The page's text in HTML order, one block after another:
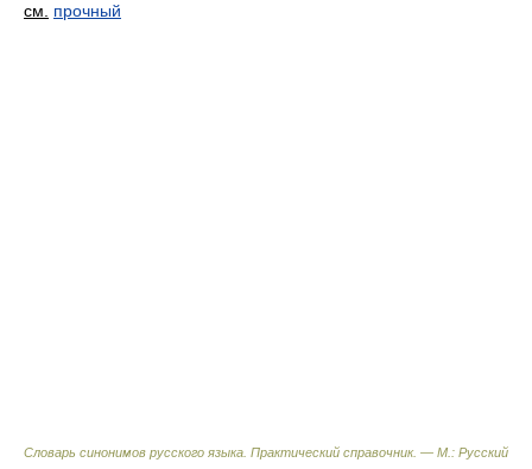
см.
прочный
Словарь синонимов русского языка. Практический справочник. — М.: Русский